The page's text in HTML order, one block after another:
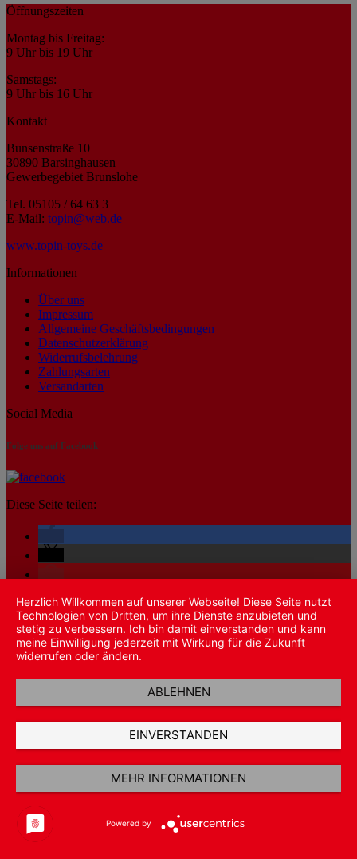
Öffnungszeiten
Montag bis Freitag:
9 Uhr bis 19 Uhr
Samstags:
9 Uhr bis 16 Uhr
Kontakt
Bunsenstraße 10
30890 Barsinghausen
Gewerbegebiet Brunslohe
Tel. 05105 / 64 63 3
E-Mail: topin@web.de
www.topin-toys.de
Informationen
Über uns
Impressum
Allgemeine Geschäftsbedingungen
Datenschutzerklärung
Widerrufsbelehrung
Zahlungsarten
Versandarten
Social Media
Folge uns auf Facebook
Diese Seite teilen:
Vertrag wiederrufen
Shop
Anmelden / Registrieren
Herzlich Willkommen auf unserer Webseite! Diese Seite nutzt
Technologien von Dritten, um ihre Dienste anzubieten und
stetig zu verbessern. Ich bin damit einverstanden und kann
meine Einwilligung jederzeit mit Wirkung für die Zukunft
widerrufen oder ändern.
ABLEHNEN
EINVERSTANDEN
MEHR INFORMATIONEN
Powered by